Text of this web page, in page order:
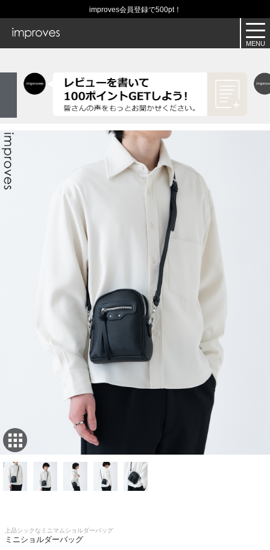
improves会員登録で500pt！
上品シックなミニマムショルダーバッグ
ミニショルダーバッグ